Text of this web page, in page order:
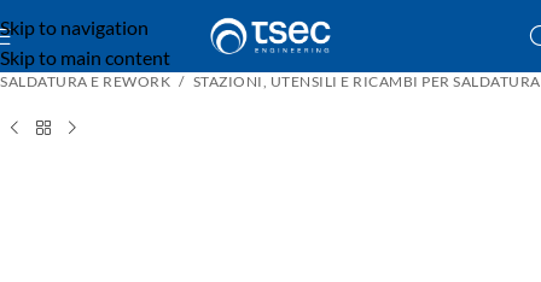
Skip to navigation
Skip to main content
SALDATURA E REWORK STAZIONI, UTENSILI E RICAMBI PER SALDATURA